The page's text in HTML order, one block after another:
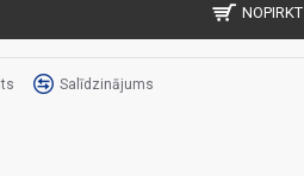
NOPIRKT
Salīdzinājums